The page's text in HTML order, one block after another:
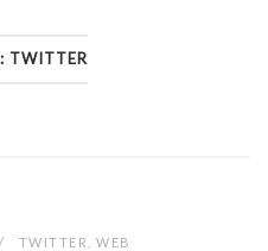
TWITTER
TWITTER ,WEB